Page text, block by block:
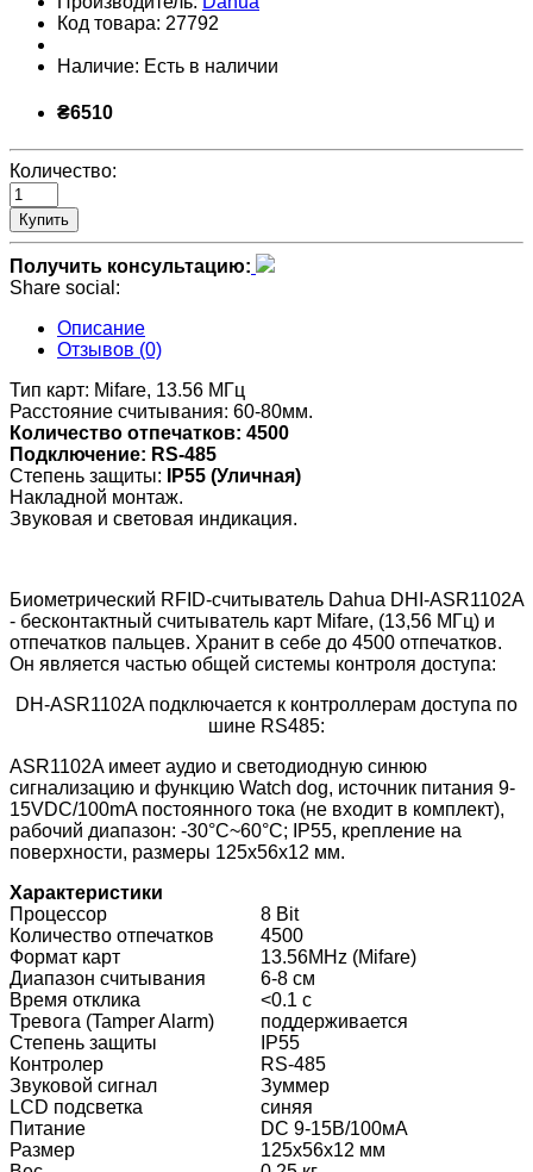
Код товара: 27792
Наличие: Есть в наличии
₴6510
Количество:
Купить
Получить консультацию:
Share social:
Описание
Отзывов (0)
Тип карт: Mifare, 13.56 МГц
Расстояние считывания: 60-80мм.
Количество отпечатков: 4500
Подключение: RS-485
Степень защиты:
IP55 (Уличная)
Накладной монтаж.
Звуковая и световая индикация.
Биометрический RFID-считыватель Dahua DHI-ASR1102A
- бесконтактный считыватель карт Mifare, (13,56 МГц) и
отпечатков пальцев. Хранит в себе до 4500 отпечатков.
Он является частью общей системы контроля доступа:
DH-ASR1102A подключается к контроллерам доступа по
шине RS485:
ASR1102A имеет аудио и светодиодную синюю
сигнализацию и функцию Watch dog, источник питания 9-
15VDC/100mA постоянного тока (не входит в комплект),
рабочий диапазон: -30°C~60°C; IP55, крепление на
поверхности, размеры 125х56х12 мм.
Характеристики
Процессор
8 Bit
Количество отпечатков
4500
Формат карт
13.56MHz (Mifare)
Диапазон считывания
6-8 см
Время отклика
<0.1 c
Тревога (Tamper Alarm)
поддерживается
Степень защиты
IP55
Контролер
RS-485
Звуковой сигнал
Зуммер
LCD подсветка
синяя
Питание
DC 9-15В/100мА
Размер
125х56х12 мм